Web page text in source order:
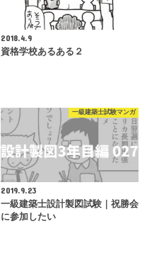
2018.4.9
資格学校あるある２
一級建築士試験マンガ
2019.9.23
一級建築士設計製図試験｜祝勝会
に参加したい